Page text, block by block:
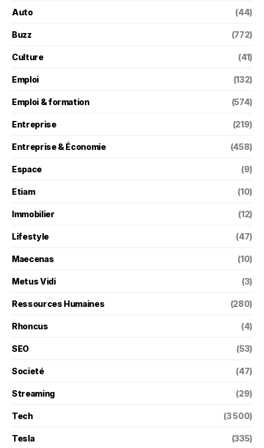
Auto (44)
Buzz (772)
Culture (41)
Emploi (132)
Emploi & formation (574)
Entreprise (219)
Entreprise & Économie (458)
Espace (9)
Etiam (10)
Immobilier (12)
Lifestyle (47)
Maecenas (10)
Metus Vidi (3)
Ressources Humaines (280)
Rhoncus (4)
SEO (53)
Societé (47)
Streaming (29)
Tech (3 500)
Tesla (335)